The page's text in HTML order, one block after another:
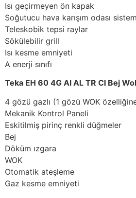
Isı geçirmeyen ön kapak
Soğutucu hava karışım odası
Teleskobik tepsi raylar
Sökülebilir grill
Isı kesme emniyeti
A enerji sınıfı
Teka EH 60 4G AI AL TR CI Bej
4 gözü gazlı (1 gözü WOK
Mekanik Kontrol Paneli
Eskitilmiş pirinç renkli düğmeler
Bej
Döküm ızgara
WOK
Otomatik ateşleme
Gaz kesme emniyeti